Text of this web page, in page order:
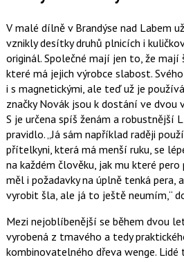
V malé dílně v Brandýse nad Labem
vznikly desítky druhů plnicích i
originál. Společné mají jen to, že mají
které má jejich výrobce slabost.
i s magnetickými, ale teď už je
značky Novák jsou k dostání ve
S je určena spíš ženám a robustnější
pravidlo. Já sám například raději
přítelkyni, která má menší ruku, se
na každém člověku, jak mu které pero
měl i požadavky na úplně tenká pera,
vyrobit šla, ale já to ještě neumím,
Mezi nejoblíbenější se během dvou
vyrobená z tmavého a tedy
kombinovatelného dřeva wenge. Lidé